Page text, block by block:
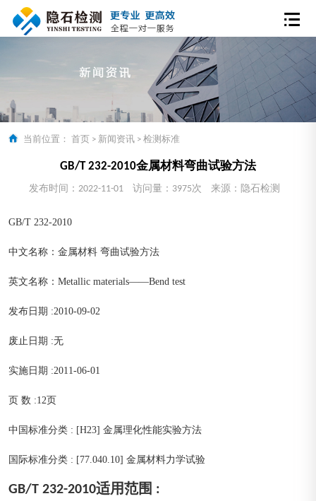
当前位置： 首页 > 新闻资讯 > 检测标准
GB/T 232-2010金属材料弯曲试验方法
发布时间：2022-11-01 访问量：3975次 来源：隐石检测
GB/T 232-2010
中文名称：金属材料 弯曲试验方法
英文名称：Metallic materials——Bend test
发布日期 :2010-09-02
废止日期 :无
实施日期 :2011-06-01
页 数 :12页
中国标准分类 : [H23] 金属理化性能实验方法
国际标准分类 : [77.040.10] 金属材料力学试验
GB/T 232-2010适用范围 :